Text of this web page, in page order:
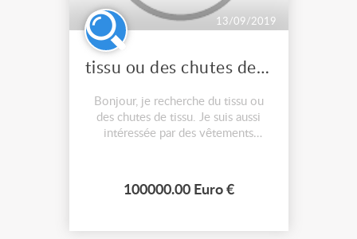
13/09/2019
tissu ou des chutes de tissu
Bonjour, je recherche du tissu ou
des chutes de tissu. Je suis aussi
intéressée par des vêtements
1800 - 1920, des galons, des
rubans, des chaussures et bottes, du
perruques et des postiches. Prix à
100000.00 Euro €